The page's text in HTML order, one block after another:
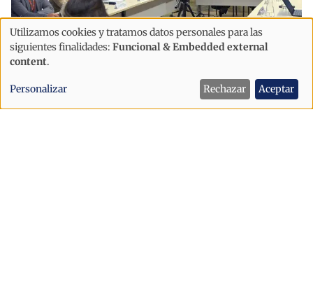
Economía
Andorra reabre 400 permisos para
residentes pasivos y autónomos
Uso
de
datos
personales
Utilizamos cookies y tratamos datos personales para las
siguientes finalidades: Funcional & Embedded external
content.
Personalizar Rechazar Aceptar